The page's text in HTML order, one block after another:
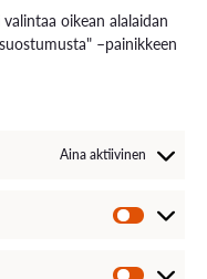
oikean alalaidan
–painikkeen
Aina aktiivinen